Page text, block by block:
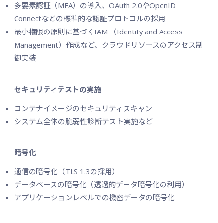
多要素認証（MFA）の導入、OAuth 2.0やOpenID
Connectなどの標準的な認証プロトコルの採用
最小権限の原則に基づくIAM （Identity and Access
Management）作成など、クラウドリソースのアクセス制
御実装
セキュリティテストの実施
コンテナイメージのセキュリティスキャン
システム全体の脆弱性診断テスト実施など
暗号化
通信の暗号化（TLS 1.3の採用）
データベースの暗号化（透過的データ暗号化の利用）
アプリケーションレベルでの機密データの暗号化